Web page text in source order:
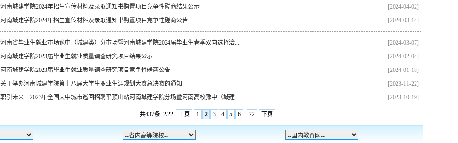
河南城建学院2024年招生宣传材料及录取通知书购置项目竞争性磋商结果公示
[2024-04-02]
河南城建学院2024年招生宣传材料及录取通知书购置项目竞争性磋商公告
[2024-03-14]
河南省毕业生就业市场豫中（城建类）分市场暨河南城建学院2024届毕业生春季双向选择洽...
[2024-03-07]
河南城建学院2023届毕业生就业质量调查研究项目结果公示
[2024-02-04]
河南城建学院2023届毕业生就业质量调查研究项目竞争性磋商公告
[2024-01-18]
关于举办河南城建学院第十八届大学生职业生涯规划大赛总决赛的通知
[2023-11-22]
职引未来—2023年全国大中城市巡回招聘平顶山站河南城建学院分场暨河南高校豫中（城建...
[2023-10-19]
共437条 2/22 上页 1 2 3 4 5 6 .. 22 下页